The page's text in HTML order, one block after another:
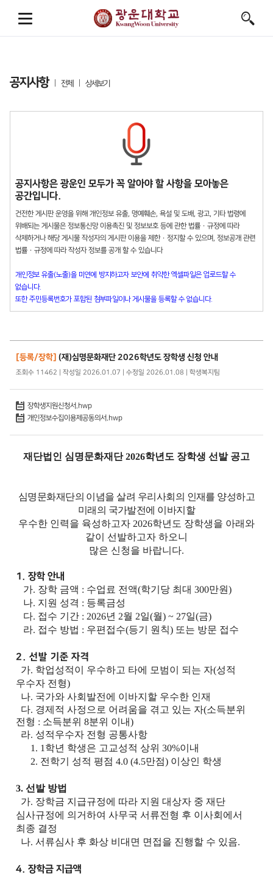
공지사항 전체 상세보기
공지사항은 광운인 모두가 꼭 알아야 할 사항을 모아놓은
공간입니다.
건전한 게시판 운영을 위해 개인정보 유출, 명예훼손, 욕설 및 도배, 광고, 기타 법령에
위배되는 게시물은 정보통신망 이용촉진 및 정보보호 등에 관한 법률 · 규정에 따라
삭제하거나 해당 게시물 작성자의 게시판 이용을 제한 · 정지할 수 있으며, 정보공개 관련
법률 · 규정에 따라 작성자 정보를 공개 할 수 있습니다
개인정보 유출(노출)을 미연에 방지하고자 보안에 취약한 엑셀파일은 업로드할 수
없습니다.
또한 주민등록번호가 포함된 첨부파일이나 게시물을 등록할 수 없습니다.
[등록/장학](재)심명문화재단 2026학년도 장학생 신청 안내
조회수 11462 | 작성일 2026.01.07 | 수정일 2026.01.08 | 학생복지팀
장학생지원신청서.hwp
개인정보수집이용제공동의서.hwp
재단법인 심명문화재단2026학년도 장학생 선발 공고
심명문화재단의 이념을 살려 우리사회의 인재를 양성하고
미래의 국가발전에 이바지 할
우수한 인력을 육성하고자 2026학년도 장학생을 아래와
같이 선발하고자 하오니
많은 신청을 바랍니다.
1. 장학 안내
가. 장학 금액 : 수업료 전액(학기당 최대 300만원)
나. 지원 성격 : 등록금성
다. 접수 기간 : 2026년 2월 2일(월) ~ 27일(금)
​ 라. 접수 방법 : 우편접수(등기 원칙) 또는 방문 접수
2. 선발 기준 자격
가. 학업성적이 우수하고 타에 모범이 되는 자(성적
우수자 전형)
나. 국가와 사회발전에 이바지할 우수한 인재
다. 경제적 사정으로 어려움을 겪고 있는 자(소득분위
전형 : 소득분위 8분위 이내)
라. 성적우수자 전형 공통사항
1. 1 학년 학생은 고교성적 상위30%이내
2. 전학기 성적 평점4.0 (4.5만점) 이상인 학생
3. 선발 방법
가. 장학금 지급규정에 따라 지원 대상자 중 재단
심사규정에 의거하여 사무국서류전형 후 이사회에서
최종 결정
나.서류심사 후 화상 비대면 면접을 진행할 수 있음.
4. 장학금 지급액